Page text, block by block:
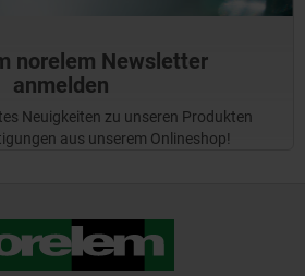
norelem Newsletter
anmelden
Neuigkeiten zu unseren Produkten
aus unserem Onlineshop!